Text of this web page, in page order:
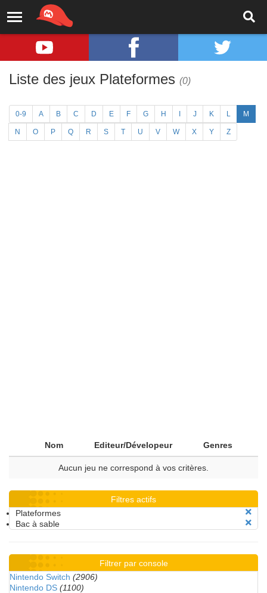
Liste des jeux Plateformes (0)
0-9 A B C D E F G H J K L M
N O P Q R S T U V W X Y Z
Nom Editeur/Dévelopeur Genres
Aucun jeu ne correspond à vos critères.
Filtres actifs
Plateformes
Bac à sable
Filtrer par console
Nintendo Switch (2906)
Nintendo DS (1100)